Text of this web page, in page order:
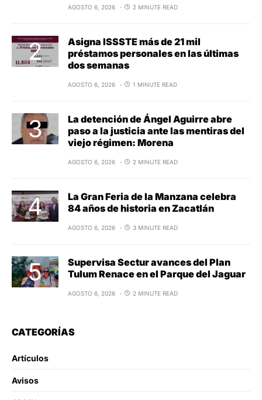
AGOSTO 6, 2026 2 MINUTE READ
Asigna ISSSTE más de 21 mil
préstamos personales en las últimas
dos semanas
AGOSTO 6, 2026 1 MINUTE READ
La detención de Ángel Aguirre abre
paso a la justicia ante las mentiras del
viejo régimen: Morena
AGOSTO 6, 2026 2 MINUTE READ
La Gran Feria de la Manzana celebra
84 años de historia en Zacatlán
AGOSTO 6, 2026 3 MINUTE READ
Supervisa Sectur avances del Plan
Tulum Renace en el Parque del Jaguar
AGOSTO 6, 2026 2 MINUTE READ
CATEGORÍAS
Artículos
Avisos